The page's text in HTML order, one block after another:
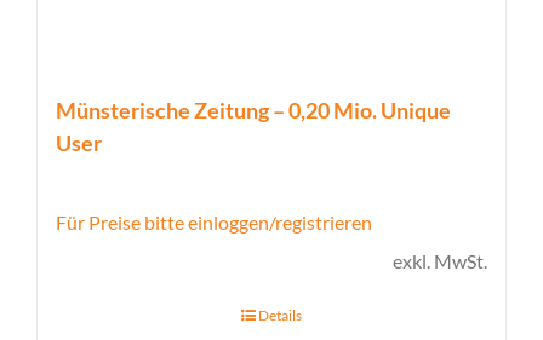
Münsterische Zeitung – 0,20 Mio. Unique
User
Für Preise bitte einloggen/registrieren
exkl. MwSt.
Details